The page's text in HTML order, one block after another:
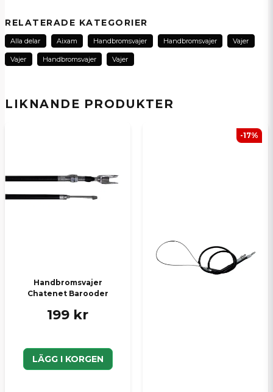
LIKNANDE PRODUKTER
Handbromsvajer
Chatenet Barooder
199 kr
LÄGG I KORGEN
-17%
Fråga oss om denna produkt...
Ja, ni kan publicera min fråga
Skicka en fråga
RELATERADE KATEGORIER
Alla delar Aixam Handbromsvajer Handbromsvajer Vajer
Vajer Handbromsvajer Vajer